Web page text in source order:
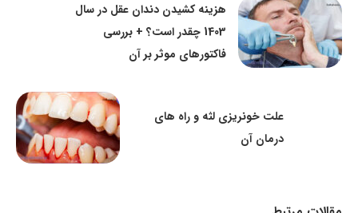
هزینه کشیدن دندان عقل در سال
1403 چقدر است؟ + بررسی
فاکتورهای موثر بر آن
علت خونریزی لثه و راه های
درمان آن